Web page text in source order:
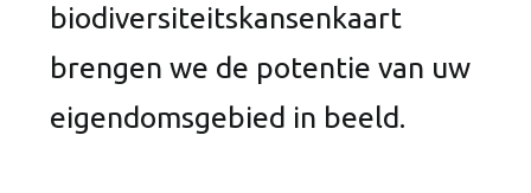
biodiversiteitskansenkaart
brengen we de potentie van uw
eigendomsgebied in beeld.